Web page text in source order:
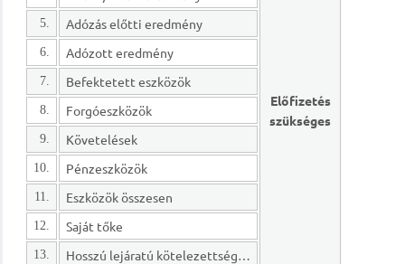
Előfizetés
szükséges
5. Adózás előtti eredmény
6. Adózott eredmény
7. Befektetett eszközök
8. Forgóeszközök
9. Követelések
10. Pénzeszközök
11. Eszközök összesen
12. Saját tőke
13. Hosszú lejáratú kötelezettségek